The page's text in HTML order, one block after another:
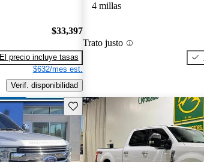
$33,397
El precio incluye tasas
$632/mes est.
Verif. disponibilidad
4 millas
Trato justo
Guarda este Aviso